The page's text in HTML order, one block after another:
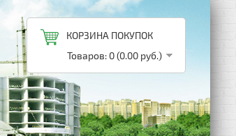
КОРЗИНА ПОКУПОК
Товаров: 0 (0.00 руб.)